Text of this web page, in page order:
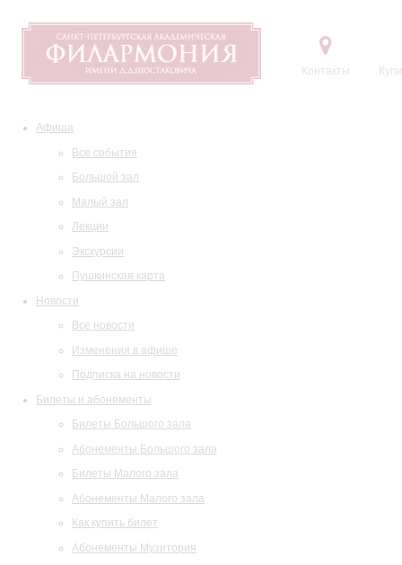
Контакты
Афиша
Все события
Большой зал
Малый зал
Лекции
Экскурсии
Пушкинская карта
Новости
Все новости
Изменения в афише
Подписка на новости
Билеты и абонементы
Билеты Большого зала
Абонементы Большого зала
Билеты Малого зала
Абонементы Малого зала
Как купить билет
Абонементы Музитория